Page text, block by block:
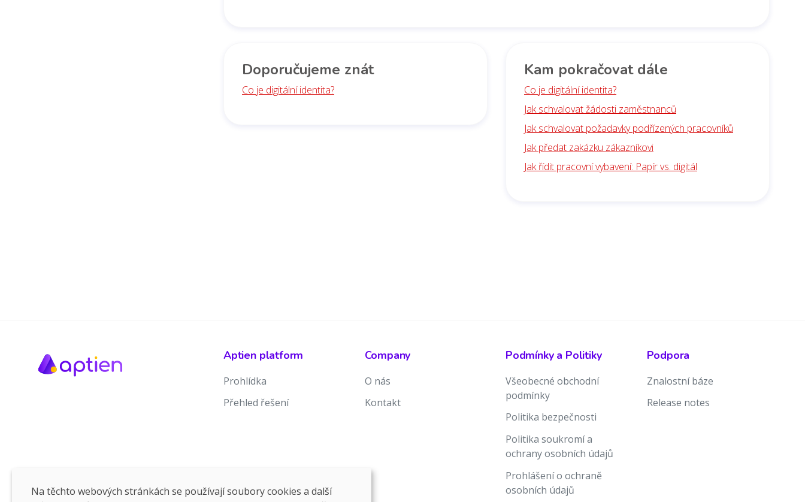
Doporučujeme znát
Co je digitální identita?
Kam pokračovat dále
Co je digitální identita?
Jak schvalovat žádosti zaměstnanců
Jak schvalovat požadavky podřízených pracovníků
Jak předat zakázku zákazníkovi
Jak řídit pracovní vybavení: Papír vs. digitál
Aptien platform
Prohlídka
Přehled řešení
Company
O nás
Kontakt
Podmínky a Politiky
Všeobecné obchodní
podmínky
Politika bezpečnosti
Politika soukromí a
ochrany osobních údajů
Prohlášení o ochraně
osobních údajů
Podpora
Znalostní báze
Release notes
Na těchto webových stránkách se používají soubory cookies a další